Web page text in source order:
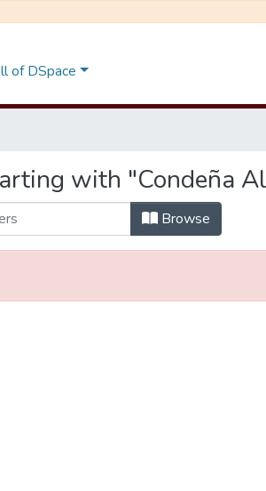
of DSpace
with "Condeña
Browse